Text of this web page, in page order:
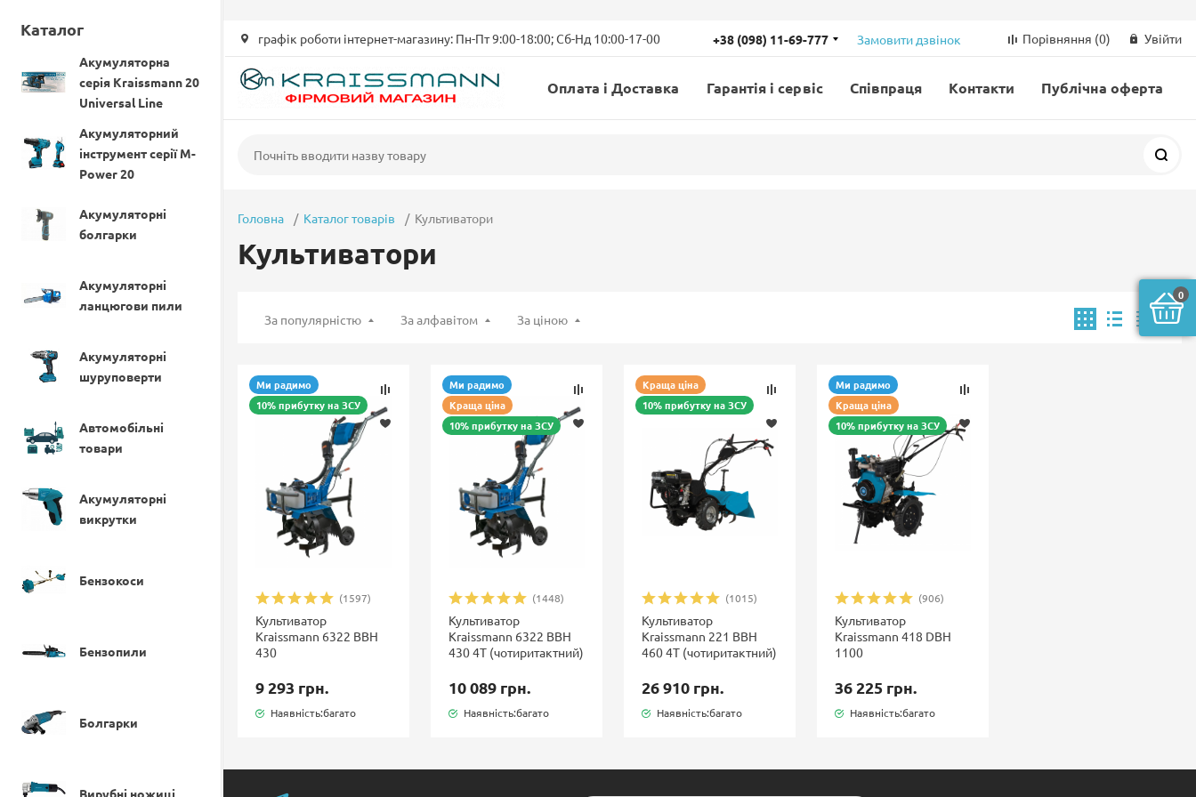
графік роботи інтернет-магазину: Пн-Пт 9:00-18:00; Сб-Нд 10:00-17-00 +38 (098) 11-69-777 Замовити дзвінок Порівняння (0) Увійти
Оплата і Доставка Гарантія і сервіс Співпраця Контакти Публічна оферта
Каталог
Акумуляторна
серія Kraissmann 20
Universal Line
Акумуляторний
інструмент серії M-
Power 20
Акумуляторні
болгарки
Акумуляторні
ланцюгови пили
Акумуляторні
шуруповерти
Автомобільні
товари
Акумуляторні
викрутки
Бензокоси
Бензопили
Болгарки
Вирубні ножиці
Головна Каталог товарів Культиватори
Культиватори
За популярністю За алфавітом За ціною
Ми радимо
10% прибутку на ЗСУ
(1597)
Культиватор
Kraissmann 6322 BBH
430
9 293 грн.
Наявність:багато
Ми радимо
Краща ціна
10% прибутку на ЗСУ
(1448)
Культиватор
Kraissmann 6322 BBH
430 4T (чотиритактний)
10 089 грн.
Наявність:багато
Краща ціна
10% прибутку на ЗСУ
(1015)
Культиватор
Kraissmann 221 BBH
460 4T (чотиритактний)
26 910 грн.
Наявність:багато
Ми радимо
Краща ціна
10% прибутку на ЗСУ
(906)
Культиватор
Kraissmann 418 DBH
1100
36 225 грн.
Наявність:багато
0